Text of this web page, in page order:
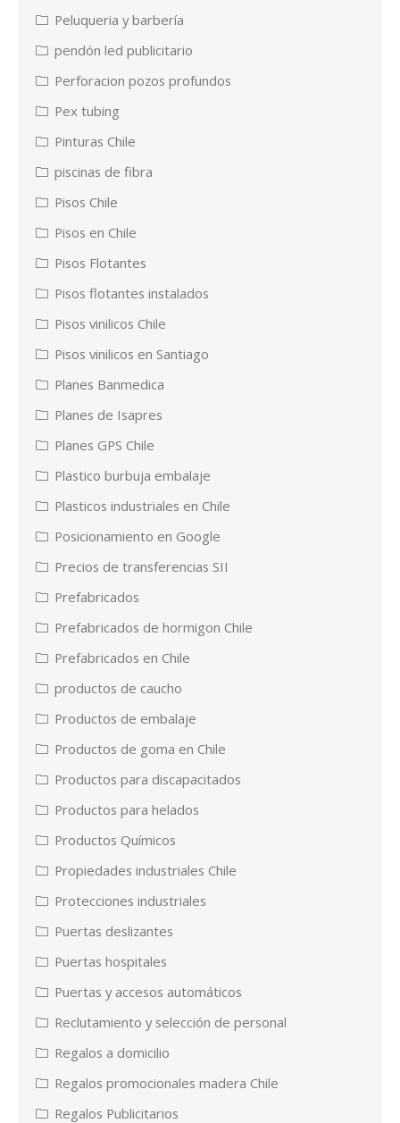
Peluqueria y barbería
pendón led publicitario
Perforacion pozos profundos
Pex tubing
Pinturas Chile
piscinas de fibra
Pisos Chile
Pisos en Chile
Pisos Flotantes
Pisos flotantes instalados
Pisos vinilicos Chile
Pisos vinilicos en Santiago
Planes Banmedica
Planes de Isapres
Planes GPS Chile
Plastico burbuja embalaje
Plasticos industriales en Chile
Posicionamiento en Google
Precios de transferencias SII
Prefabricados
Prefabricados de hormigon Chile
Prefabricados en Chile
productos de caucho
Productos de embalaje
Productos de goma en Chile
Productos para discapacitados
Productos para helados
Productos Químicos
Propiedades industriales Chile
Protecciones industriales
Puertas deslizantes
Puertas hospitales
Puertas y accesos automáticos
Reclutamiento y selección de personal
Regalos a domicilio
Regalos promocionales madera Chile
Regalos Publicitarios